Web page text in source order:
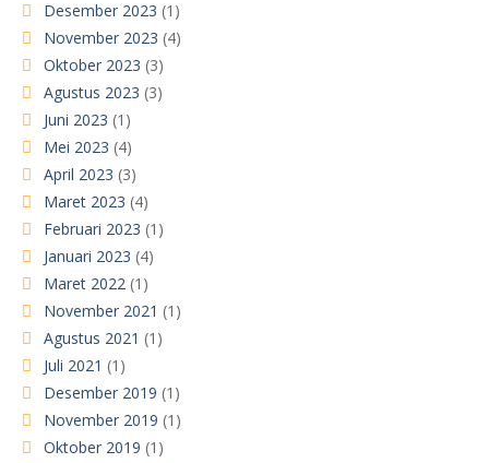
Desember 2023 (1)
November 2023 (4)
Oktober 2023 (3)
Agustus 2023 (3)
Juni 2023 (1)
Mei 2023 (4)
April 2023 (3)
Maret 2023 (4)
Februari 2023 (1)
Januari 2023 (4)
Maret 2022 (1)
November 2021 (1)
Agustus 2021 (1)
Juli 2021 (1)
Desember 2019 (1)
November 2019 (1)
Oktober 2019 (1)